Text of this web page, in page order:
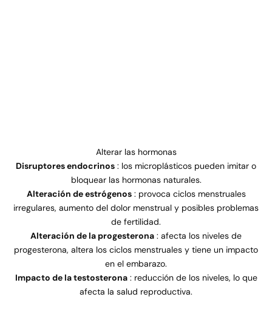
Alterar las hormonas
Disruptores endocrinos : los microplásticos pueden imitar o
bloquear las hormonas naturales.
Alteración de estrógenos: provoca ciclos menstruales
irregulares, aumento del dolor menstrual y posibles problemas
de fertilidad.
Alteración de la progesterona : afecta los niveles de
progesterona, altera los ciclos menstruales y tiene un impacto
en el embarazo.
Impacto de la testosterona: reducción de los niveles, lo que
afecta la salud reproductiva.